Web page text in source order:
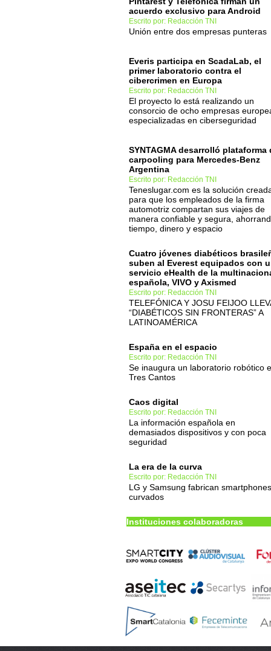
acuerdo exclusivo para Android
Escrito por: Redacción TNI
Unión entre dos empresas punteras
Everis participa en ScadaLab, el
primer laboratorio contra el
cibercrimen en Europa
Escrito por: Redacción TNI
El proyecto lo está realizando un
consorcio de ocho empresas
especializadas en ciberseguridad
SYNTAGMA desarrolló plataforma
carpooling para Mercedes-Benz
Argentina
Escrito por: Redacción TNI
Teneslugar.com es la solución
para que los empleados de la firma
automotriz compartan sus viajes de
manera confiable y segura,
tiempo, dinero y espacio
Cuatro jóvenes diabéticos
suben al Everest equipados con
servicio eHealth de la
española, VIVO y Axismed
Escrito por: Redacción TNI
TELEFÓNICA Y JOSU FEIJOO
“DIABÉTICOS SIN FRONTERAS” A
LATINOAMÉRICA
España en el espacio
Escrito por: Redacción TNI
Se inaugura un laboratorio robótico
Tres Cantos
Caos digital
Escrito por: Redacción TNI
La información española en
demasiados dispositivos y con poca
seguridad
La era de la curva
Escrito por: Redacción TNI
LG y Samsung fabrican smartphones
curvados
Instituciones colaboradoras